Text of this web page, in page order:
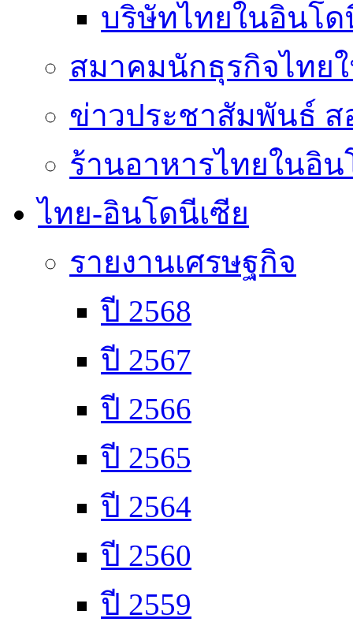
บริษัทไทยในอินโด
สมาคมนักธุรกิจไทย
ข่าวประชาสัมพันธ์ ส
ร้านอาหารไทยในอิน
ไทย-อินโดนีเซีย
รายงานเศรษฐกิจ
ปี 2568
ปี 2567
ปี 2566
ปี 2565
ปี 2564
ปี 2560
ปี 2559